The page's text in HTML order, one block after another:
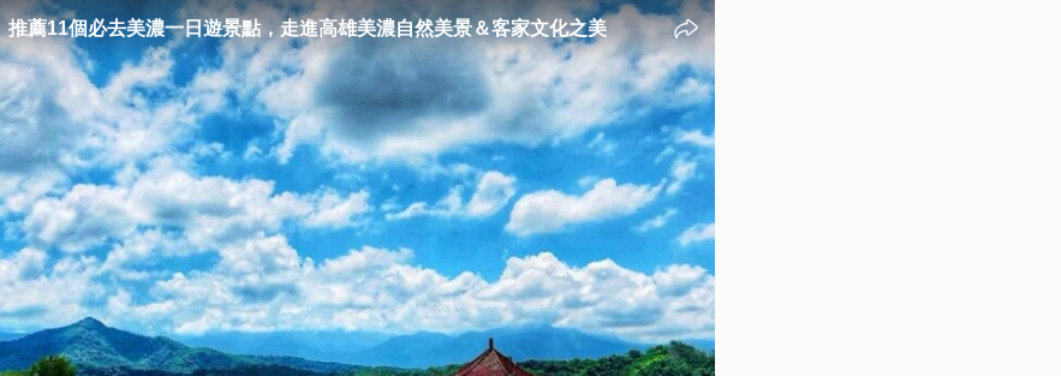
推薦11個必去美濃一日遊景點，走進高雄美濃自然美景＆客家文化之美